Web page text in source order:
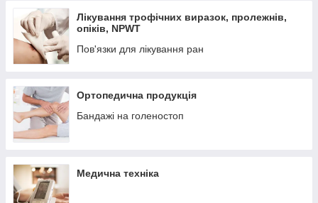
Лікування трофічних виразок, пролежнів,
опіків, NPWT
Пов'язки для лікування ран
Ортопедична продукція
Бандажі на голеностоп
Медична техніка